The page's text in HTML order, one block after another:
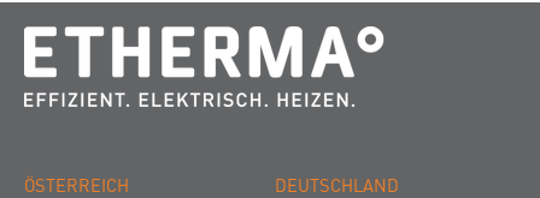
ÖSTERREICH DEUTSCHLAND